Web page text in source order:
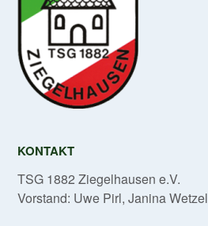
KONTAKT
TSG 1882 Ziegelhausen e.V.
Vorstand: Uwe Pirl, Janina Wetzel